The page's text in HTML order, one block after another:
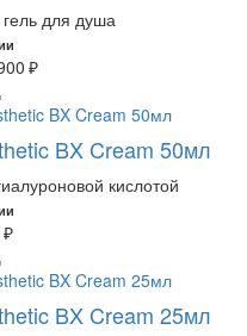
для душа
₽
BX Cream 50мл
кислотой
BX Cream 25мл